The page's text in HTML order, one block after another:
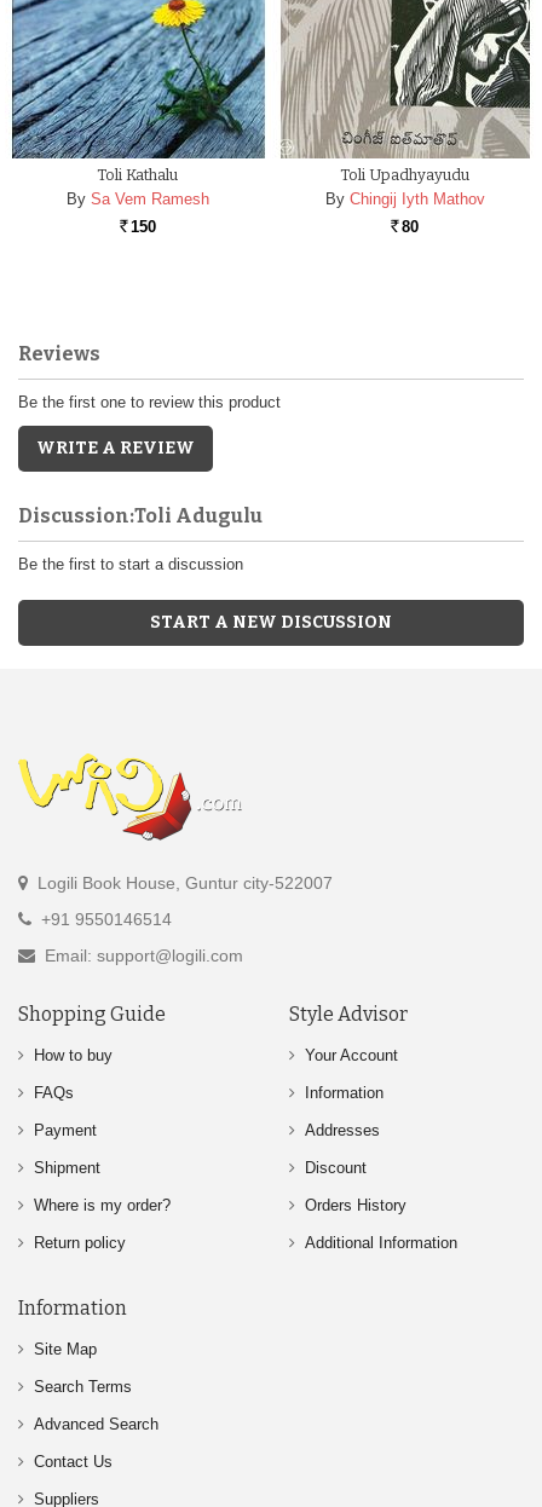
Toli Kathalu
By Sa Vem Ramesh
Rs. 150
Toli Upadhyayudu
By Chingij Iyth Mathov
Rs. 80
Reviews
Be the first one to review this product
WRITE A REVIEW
Discussion:Toli Adugulu
Be the first to start a discussion
START A NEW DISCUSSION
Logili Book House, Guntur city-522007
+91 9550146514
Email: support@logili.com
Shopping Guide
How to buy
FAQs
Payment
Shipment
Where is my order?
Return policy
Style Advisor
Your Account
Information
Addresses
Discount
Orders History
Additional Information
Information
Site Map
Search Terms
Advanced Search
Contact Us
Suppliers